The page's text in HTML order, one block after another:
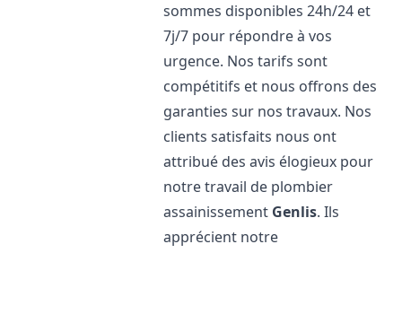
sommes disponibles 24h/24 et
7j/7 pour répondre à vos
urgence. Nos tarifs sont
compétitifs et nous offrons des
garanties sur nos travaux. Nos
clients satisfaits nous ont
attribué des avis élogieux pour
notre travail de plombier
assainissement Genlis. Ils
apprécient notre